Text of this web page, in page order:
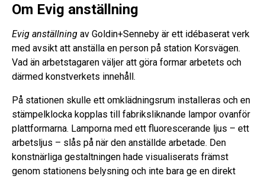
Om Evig anställning
Evig anställning av Goldin+Senneby är ett idébaserat verk
med avsikt att anställa en person på station Korsvägen.
Vad än arbetstagaren väljer att göra formar arbetets och
därmed konstverkets innehåll.
På stationen skulle ett omklädningsrum installeras och en
stämpelklocka kopplas till fabriksliknande lampor ovanför
plattformarna. Lamporna med ett fluorescerande ljus – ett
arbetsljus – slås på när den anställde arbetade. Den
konstnärliga gestaltningen hade visualiserats främst
genom stationens belysning och inte bara ge en direkt